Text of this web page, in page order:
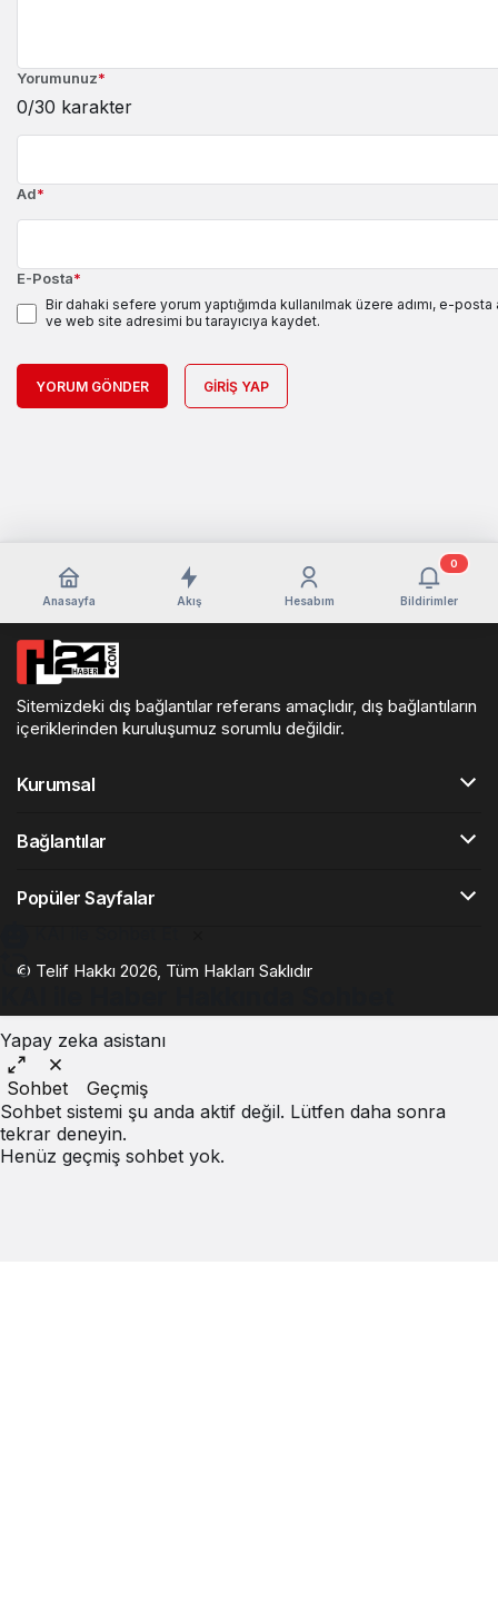
Yorumunuz*
0/30 karakter
Ad*
E-Posta*
Bir dahaki sefere yorum yaptığımda kullanılmak üzere adımı, e-
ve web site adresimi bu tarayıcıya kaydet.
YORUM GÖNDER GIRIŞ YAP
Anasayfa Akış Hesabım Bildirimler
0
Sitemizdeki dış bağlantılar referans amaçlıdır, dış bağlantıların
içeriklerinden kuruluşumuz sorumlu değildir.
Kurumsal
Bağlantılar
Popüler Sayfalar
© Telif Hakkı 2026, Tüm Hakları Saklıdır
Yapay zeka asistanı
Sohbet
Geçmiş
Sohbet sistemi şu anda aktif değil. Lütfen daha sonra
tekrar deneyin.
Henüz geçmiş sohbet yok.